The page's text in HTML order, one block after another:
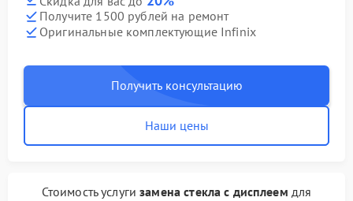
Получите 1500 рублей на ремонт
Оригинальные комплектующие Infinix
Получить консультацию
Наши цены
Стоимость услугизамена стекла с дисплеем для